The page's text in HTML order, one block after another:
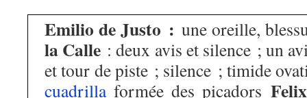
Emilio de Justo : une oreille,
la Calle : deux avis et silence ; un
et tour de piste ; silence ; timide
cuadrillaformée des picadors